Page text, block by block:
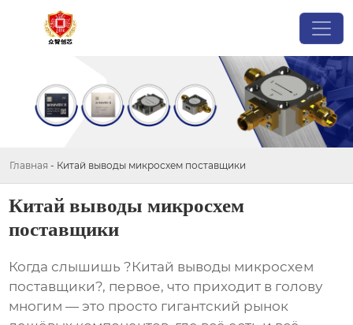
Главная - Китай выводы микросхем поставщики
Китай выводы микросхем
поставщики
Когда слышишь ?Китай выводы микросхем
поставщики?, первое, что приходит в голову
многим — это просто гигантский рынок